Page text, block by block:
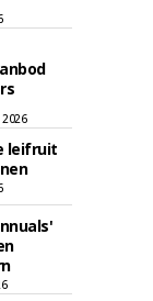
leifruit